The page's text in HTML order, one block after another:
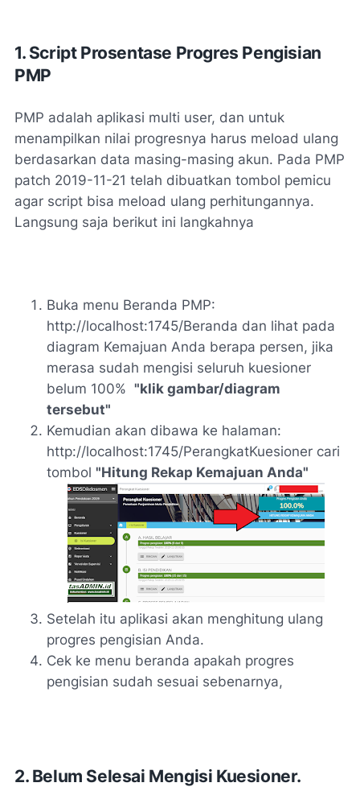
1. Script Prosentase Progres Pengisian
PMP
PMP adalah aplikasi multi user, dan untuk
menampilkan nilai progresnya harus meload ulang
berdasarkan data masing-masing akun. Pada PMP
patch 2019-11-21 telah dibuatkan tombol pemicu
agar script bisa meload ulang perhitungannya.
Langsung saja berikut ini langkahnya
Buka menu Beranda PMP:
http://localhost:1745/Beranda dan lihat pada
diagram Kemajuan Anda berapa persen, jika
merasa sudah mengisi seluruh kuesioner
belum 100% "klik gambar/diagram
tersebut"
Kemudian akan dibawa ke halaman:
http://localhost:1745/PerangkatKuesioner cari
tombol "Hitung Rekap Kemajuan Anda"
Setelah itu aplikasi akan menghitung ulang
progres pengisian Anda.
Cek ke menu beranda apakah progres
pengisian sudah sesuai sebenarnya,
2. Belum Selesai Mengisi Kuesioner.